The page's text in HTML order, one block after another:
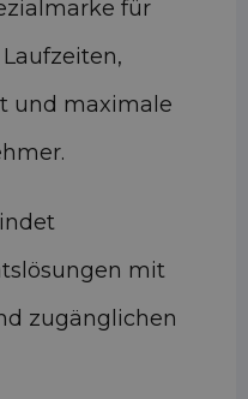
für
und maximale
mit
zugänglichen